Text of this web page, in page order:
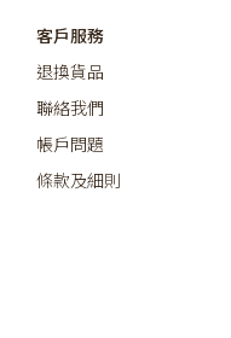
客戶服務
退換貨品
聯絡我們
帳戶問題
條款及細則